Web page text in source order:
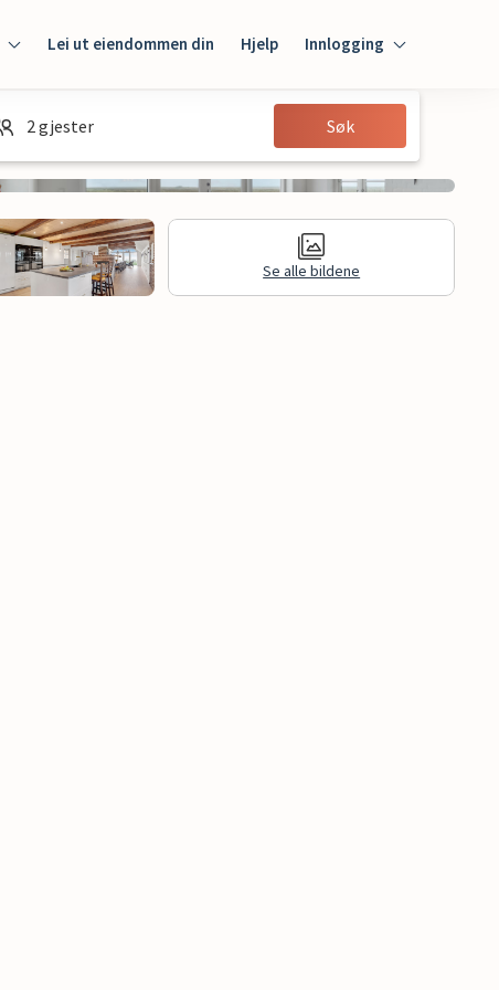
Lei ut eiendommen din Hjelp Innlogging
Innlogging
Gjest
2 gjester Søk
Se alle bildene